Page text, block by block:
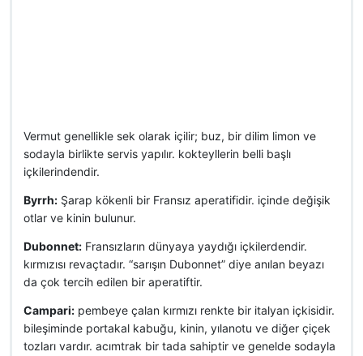
Vermut genellikle sek olarak içilir; buz, bir dilim limon ve
sodayla birlikte servis yapılır. kokteyllerin belli başlı
içkilerindendir.
Byrrh: Şarap kökenli bir Fransız aperatifidir. içinde değişik
otlar ve kinin bulunur.
Dubonnet: Fransızların dünyaya yaydığı içkilerdendir.
kırmızısı revaçtadır. “sarışın Dubonnet” diye anılan beyazı
da çok tercih edilen bir aperatiftir.
Campari: pembeye çalan kırmızı renkte bir italyan içkisidir.
bileşiminde portakal kabuğu, kinin, yılanotu ve diğer çiçek
tozları vardır. acımtrak bir tada sahiptir ve genelde sodayla